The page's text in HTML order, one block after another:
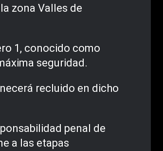
zona Valles de
1, conocido como
seguridad.
recluido en dicho
penal de
a las etapas